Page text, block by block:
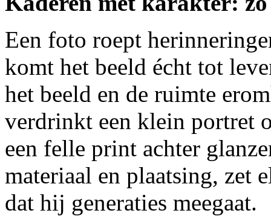
Een foto roept
komt het beeld écht tot
het beeld en de ruimte
verdrinkt een klein portret
een felle print achter
materiaal en plaatsing, zet
dat hij generaties meegaat.